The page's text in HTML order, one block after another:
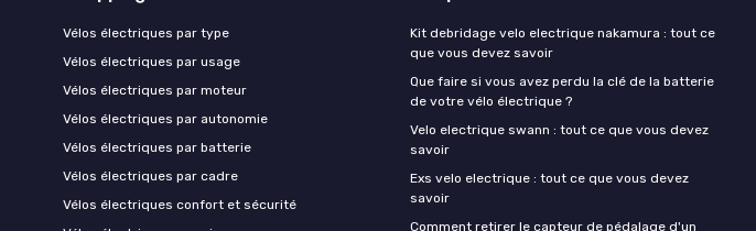
Vélos électriques par type
Vélos électriques par usage
Vélos électriques par moteur
Vélos électriques par autonomie
Vélos électriques par batterie
Vélos électriques par cadre
Vélos électriques confort et sécurité
Kit debridage velo electrique nakamura : tout ce
que vous devez savoir
Que faire si vous avez perdu la clé de la batterie
de votre vélo électrique ?
Velo electrique swann : tout ce que vous devez
savoir
Exs velo electrique : tout ce que vous devez
savoir
Comment retirer le capteur de pédalage d'un